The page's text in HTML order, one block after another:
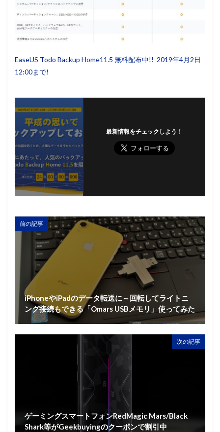
EaseUS Todo Backup Home11.5 無料配布中!! 2019年4月2日
12:00まで!
最新情報をチェックしよう！
前の記事
iPhoneやiPadのデータ転送に～回転してライトニ
ング接続もできる「Omars USBメモリ」使ってみた
次の記事
ゲーミングスマートフォンRedMagic Mars/Black
Shark等がGeekbuyingのクーポンで割引中